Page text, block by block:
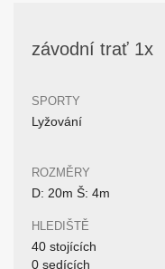
závodní trať 1x
SPORTY
Lyžování
ROZMĚRY
D: 20m Š: 4m
HLEDIŠTĚ
40 stojících
0 sedících